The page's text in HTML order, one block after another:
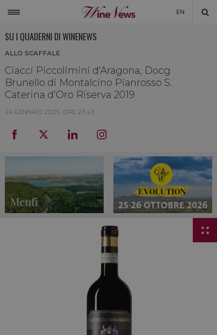
EN
NON SOLO VINO
NEWSLETTER
LA CANTINA DI WINENEWS
DICONO DI NOI
SU I QUADERNI DI WINENEWS
ALLO SCAFFALE
Ciacci Piccolimini d’Aragona, Docg
Brunello di Montalcino Pianrosso S.
Caterina d’Oro Riserva 2019
24 GENNAIO 2025, ORE 23:43